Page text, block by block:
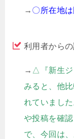
→ 〇所在地は
利用者から
→ △『新生ジ
みると、他
れていまし
や投稿を確
で、今回は